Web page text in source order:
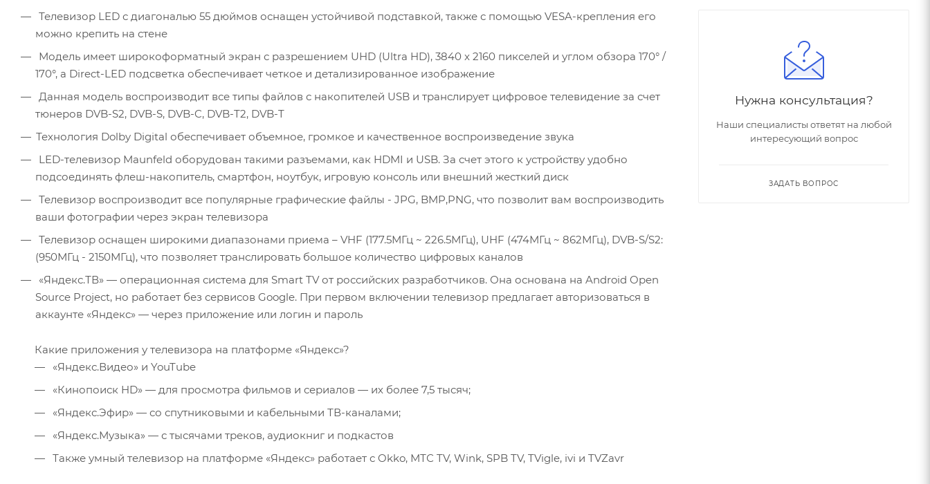
Телевизор LED с диагональю 55 дюймов оснащен устойчивой подставкой, также с помощью VESA-крепления его
можно крепить на стене
Модель имеет широкоформатный экран с разрешением UHD (Ultra HD), 3840 x 2160 пикселей и углом обзора 170° /
170°, а Direct-LED подсветка обеспечивает четкое и детализированное изображение
Данная модель воспроизводит все типы файлов с накопителей USB и транслирует цифровое телевидение за счет
тюнеров DVB-S2, DVB-S, DVB-C, DVB-T2, DVB-T
Технология Dolby Digital обеспечивает объемное, громкое и качественное воспроизведение звука
LED-телевизор Maunfeld оборудован такими разъемами, как HDMI и USB. За счет этого к устройству удобно
подсоединять флеш-накопитель, смартфон, ноутбук, игровую консоль или внешний жесткий диск
Телевизор воспроизводит все популярные графические файлы - JPG, BMP,PNG, что позволит вам воспроизводить
ваши фотографии через экран телевизора
Телевизор оснащен широкими диапазонами приема – VHF (177.5МГц ~ 226.5МГц), UHF (474МГц ~ 862МГц), DVB-S/S2:
(950МГц - 2150МГц), что позволяет транслировать большое количество цифровых каналов
«Яндекс.ТВ» — операционная система для Smart TV от российских разработчиков. Она основана на Android Open
Source Project, но работает без сервисов Google. При первом включении телевизор предлагает авторизоваться в
аккаунте «Яндекс» — через приложение или логин и пароль
Какие приложения у телевизора на платформе «Яндекс»?
«Яндекс.Видео» и YouTube
«Кинопоиск HD» — для просмотра фильмов и сериалов — их более 7,5 тысяч;
«Яндекс.Эфир» — со спутниковыми и кабельными ТВ-каналами;
«Яндекс.Музыка» — с тысячами треков, аудиокниг и подкастов
Также умный телевизор на платформе «Яндекс» работает с Okko, МТС TV, Wink, SPB TV, TVigle, ivi и TVZavr
Нужна консультация?
Наши специалисты ответят на любой
интересующий вопрос
ЗАДАТЬ ВОПРОС